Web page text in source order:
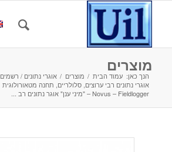
מוצרים
הנך כאן: עמוד הבית / מוצרים / אוגרי נתונים / רשמים
אוגרי נתונים רבי ערוצים, סלולריים, תחנה מטאורולוגית
Novus – Fieldlogger – "מיני ענן" אוגר נתונים רב ...